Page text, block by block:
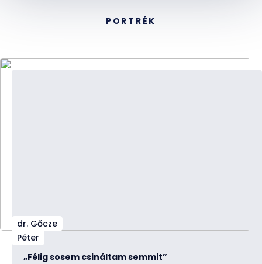
PORTRÉK
dr. Gőcze
Péter
„Félig sosem csináltam semmit”